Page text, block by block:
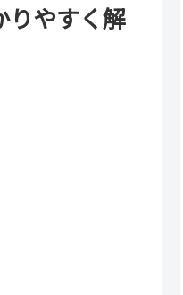
りやすく解